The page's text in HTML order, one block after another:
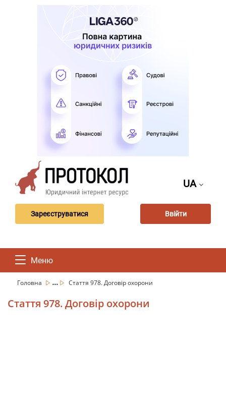
UA
Зареєструватися Ввійти
Меню
Головна ... Стаття 978. Договір охорони
Стаття 978. Договір охорони